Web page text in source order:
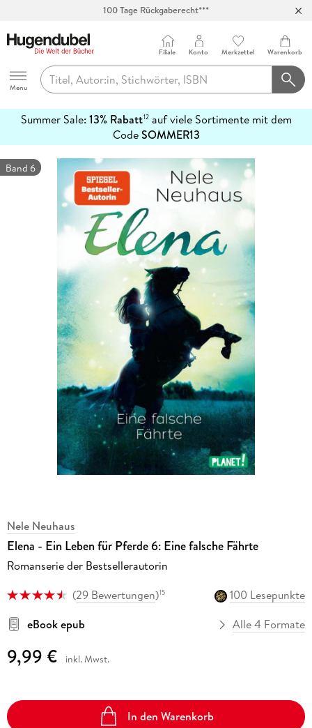
100 Tage Rückgaberecht***
Hugendubel
Menu
Filiale Konto Merkzettel Warenkorb
Summer Sale: 13% Rabatt12auf viele Sortimente mit dem
CodeSOMMER13
erfahren
Band 6
Nele Neuhaus
Elena - Ein Leben für Pferde 6: Eine falsche Fährte
Romanserie der Bestsellerautorin
(29 Bewertungen)15
100 Lesepunkte
eBook epub
Alle 4 Formate
9,99 € inkl. Mwst.
In den Warenkorb